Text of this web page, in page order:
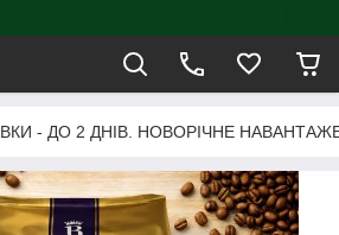
- ДО 2 ДНІВ. НОВОРІЧНЕ